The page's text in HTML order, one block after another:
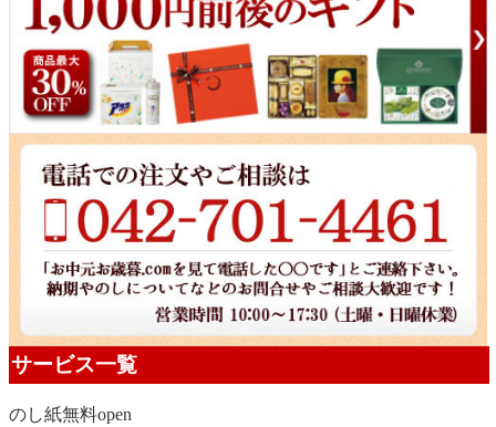
サービス一覧
のし紙無料open